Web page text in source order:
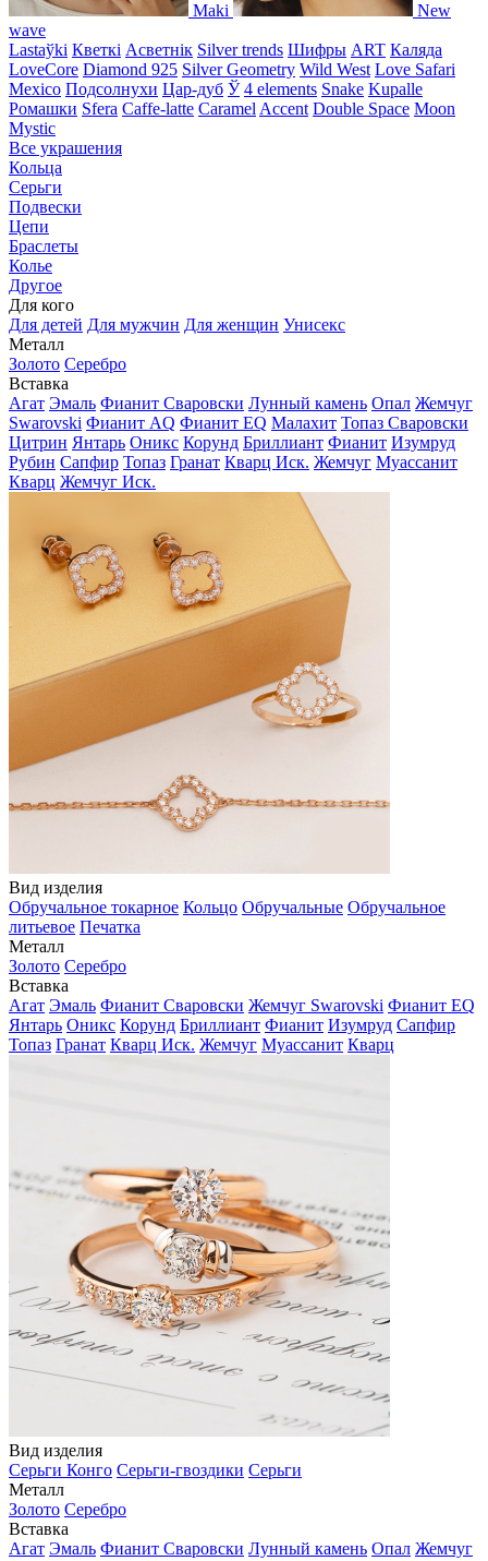
Maki
New
wave
Lastaўki Кветкі Асветнiк Silver trends Шифры ART Каляда
LoveCore Diamond 925 Silver Geometry Wild West Love Safari
Mexico Подсолнухи Цар-дуб Ў 4 elements Snake Kupalle
Ромашки Sfera Caffe-latte Caramel Accent Double Space Moon
Mystic
Все украшения
Кольца
Серьги
Подвески
Цепи
Браслеты
Колье
Другое
Для кого
Для детей Для мужчин Для женщин Унисекс
Металл
Золото Серебро
Вставка
Агат Эмаль Фианит Сваровски Лунный камень Опал Жемчуг
Swarovski Фианит AQ Фианит EQ Малахит Топаз Сваровски
Цитрин Янтарь Оникс Корунд Бриллиант Фианит Изумруд
Рубин Сапфир Топаз Гранат Кварц Иск. Жемчуг Муассанит
Кварц Жемчуг Иск.
Вид изделия
Обручальное токарное Кольцо Обручальные Обручальное
литьевое Печатка
Металл
Золото Серебро
Вставка
Агат Эмаль Фианит Сваровски Жемчуг Swarovski Фианит EQ
Янтарь Оникс Корунд Бриллиант Фианит Изумруд Сапфир
Топаз Гранат Кварц Иск. Жемчуг Муассанит Кварц
Вид изделия
Серьги Конго Серьги-гвоздики Серьги
Металл
Золото Серебро
Вставка
Агат Эмаль Фианит Сваровски Лунный камень Опал Жемчуг